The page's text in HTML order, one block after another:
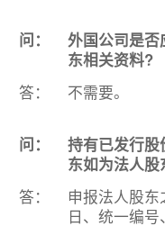
问：
外国公司是
东相关资料?
答：
不需要。
问：
持有已发行
东如为法人
答：
申报法人股
日、统一编号